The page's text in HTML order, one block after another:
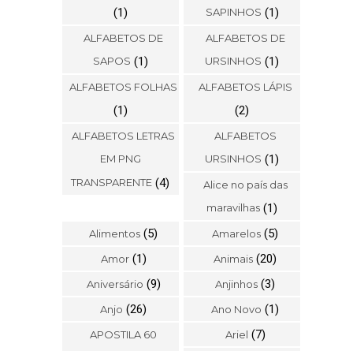
(1) SAPINHOS (1)
ALFABETOS DE
SAPOS (1)
ALFABETOS DE
URSINHOS (1)
ALFABETOS FOLHAS
(1)
ALFABETOS LÁPIS
(2)
ALFABETOS LETRAS
EM PNG
TRANSPARENTE (4)
ALFABETOS
URSINHOS (1)
Alice no país das
maravilhas (1)
Alimentos (5) Amarelos (5)
Amor (1) Animais (20)
Aniversário (9) Anjinhos (3)
Anjo (26) Ano Novo (1)
APOSTILA 60 Ariel (7)